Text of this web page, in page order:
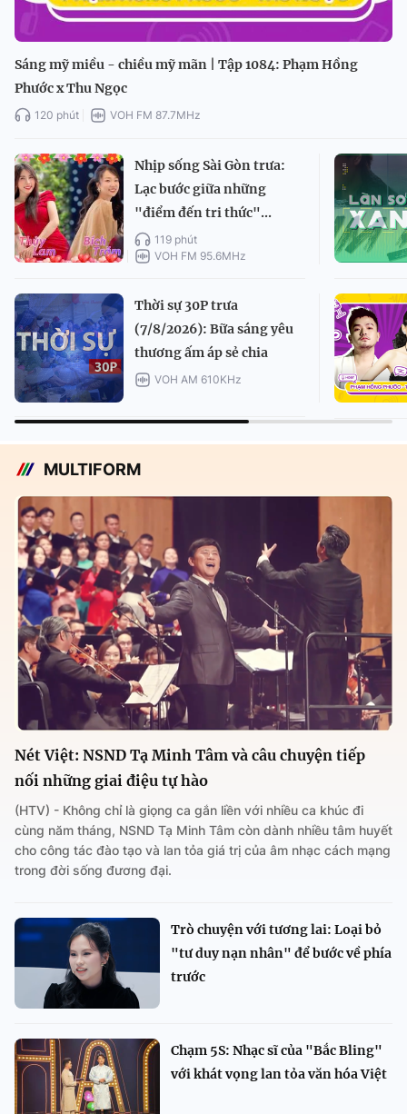
Sáng mỹ miều - chiều mỹ mãn | Tập 1084: Phạm Hồng
Phước x Thu Ngọc
120 phút VOH FM 87.7MHz
Nhịp sống Sài Gòn trưa:
Lạc bước giữa những
"điểm đến tri thức"...
119 phút
VOH FM 95.6MHz
Thời sự 30P trưa
(7/8/2026): Bữa sáng yêu
thương ấm áp sẻ chia
VOH AM 610KHz
MULTIFORM
Nét Việt: NSND Tạ Minh Tâm và câu chuyện tiếp
nối những giai điệu tự hào
(HTV) - Không chỉ là giọng ca gắn liền với nhiều ca khúc đi
cùng năm tháng, NSND Tạ Minh Tâm còn dành nhiều tâm huyết
cho công tác đào tạo và lan tỏa giá trị của âm nhạc cách mạng
trong đời sống đương đại.
Trò chuyện với tương lai: Loại bỏ
"tư duy nạn nhân" để bước về phía
trước
Chạm 5S: Nhạc sĩ của "Bắc Bling"
với khát vọng lan tỏa văn hóa Việt